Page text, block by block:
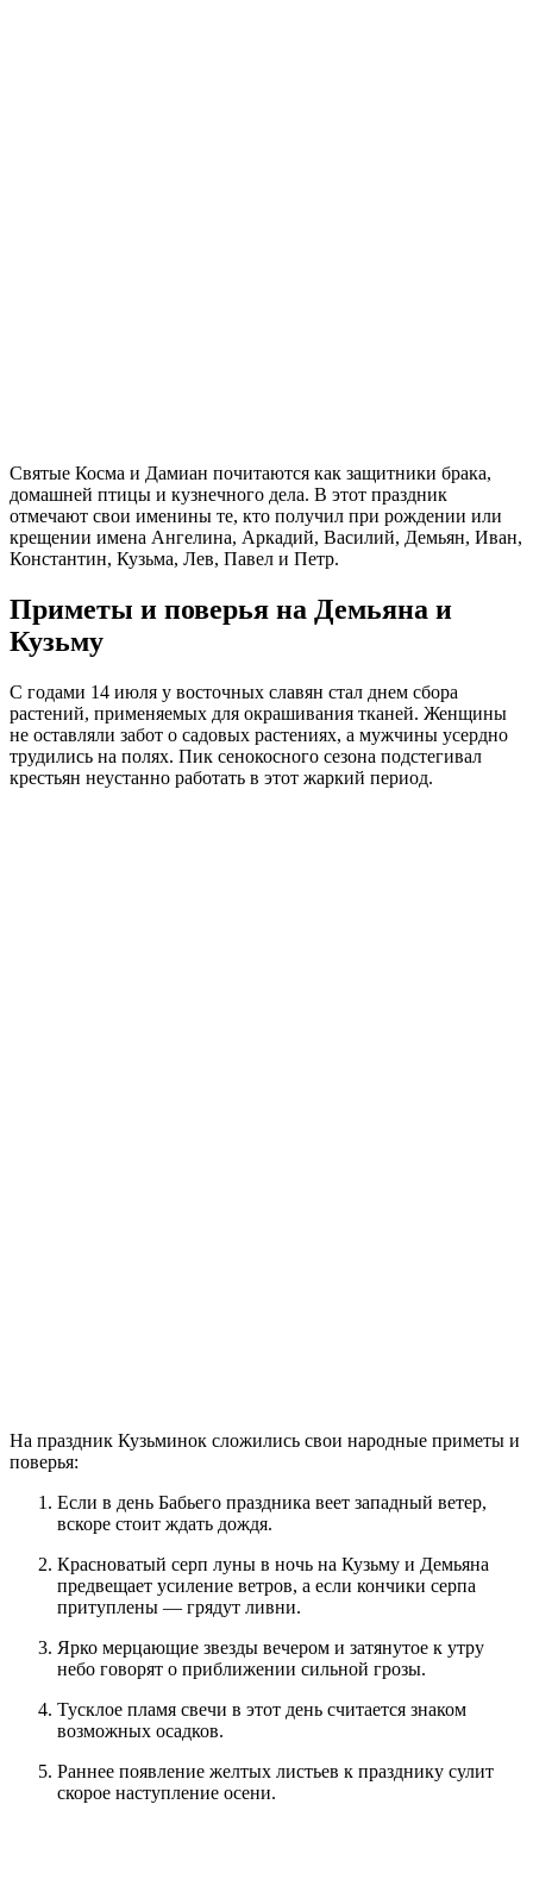
Святые Косма и Дамиан почитаются как защитники брака,
домашней птицы и кузнечного дела. В этот праздник
отмечают свои именины те, кто получил при рождении или
крещении имена Ангелина, Аркадий, Василий, Демьян, Иван,
Константин, Кузьма, Лев, Павел и Петр.
Приметы и поверья на Демьяна и
Кузьму
С годами 14 июля у восточных славян стал днем сбора
растений, применяемых для окрашивания тканей. Женщины
не оставляли забот о садовых растениях, а мужчины усердно
трудились на полях. Пик сенокосного сезона подстегивал
крестьян неустанно работать в этот жаркий период.
На праздник Кузьминок сложились свои народные приметы и
поверья:
Если в день Бабьего праздника веет западный ветер,
вскоре стоит ждать дождя.
Красноватый серп луны в ночь на Кузьму и Демьяна
предвещает усиление ветров, а если кончики серпа
притуплены — грядут ливни.
Ярко мерцающие звезды вечером и затянутое к утру
небо говорят о приближении сильной грозы.
Тусклое пламя свечи в этот день считается знаком
возможных осадков.
Раннее появление желтых листьев к празднику сулит
скорое наступление осени.